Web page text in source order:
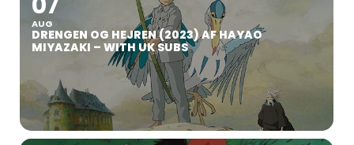
AUG
DRENGEN OG HEJREN (2023) AF HAYAO
MIYAZAKI – WITH UK SUBS